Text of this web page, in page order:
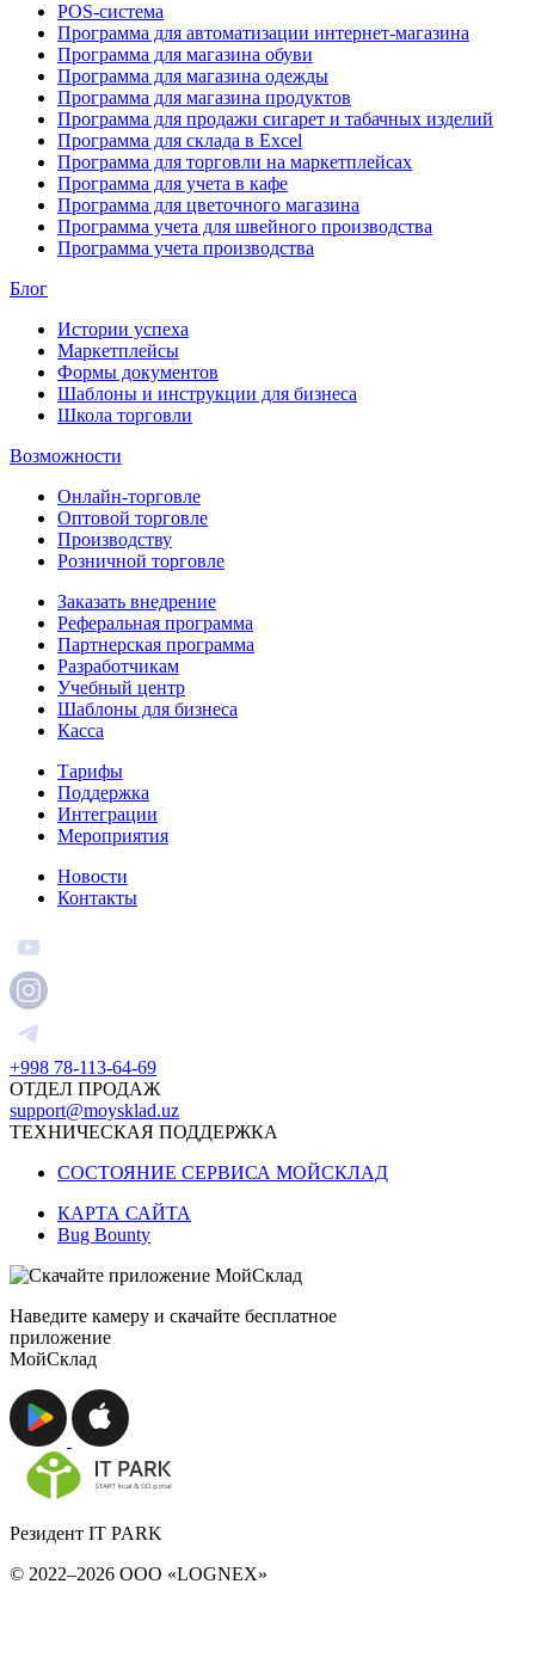
POS-система
Программа для автоматизации интернет-магазина
Программа для магазина обуви
Программа для магазина одежды
Программа для магазина продуктов
Программа для продажи сигарет и табачных изделий
Программа для склада в Excel
Программа для торговли на маркетплейсах
Программа для учета в кафе
Программа для цветочного магазина
Программа учета для швейного производства
Программа учета производства
Блог
Истории успеха
Маркетплейсы
Формы документов
Шаблоны и инструкции для бизнеса
Школа торговли
Возможности
Онлайн-торговле
Оптовой торговле
Производству
Розничной торговле
Заказать внедрение
Реферальная программа
Партнерская программа
Разработчикам
Учебный центр
Шаблоны для бизнеса
Касса
Тарифы
Поддержка
Интеграции
Мероприятия
Новости
Контакты
+998 78-113-64-69
ОТДЕЛ ПРОДАЖ
support@moysklad.uz
ТЕХНИЧЕСКАЯ ПОДДЕРЖКА
СОСТОЯНИЕ СЕРВИСА МОЙСКЛАД
КАРТА САЙТА
Bug Bounty
Наведите камеру и скачайте бесплатное
приложение
МойСклад
Резидент IT PARK
© 2022–2026 ООО «LOGNEX»